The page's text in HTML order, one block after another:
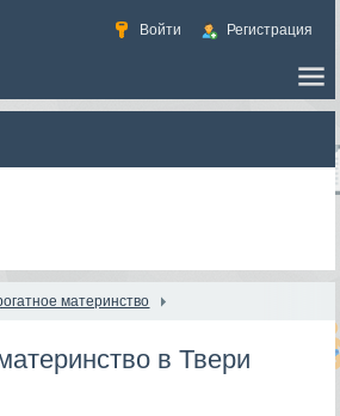
Войти Регистрация
материнство
в Твери